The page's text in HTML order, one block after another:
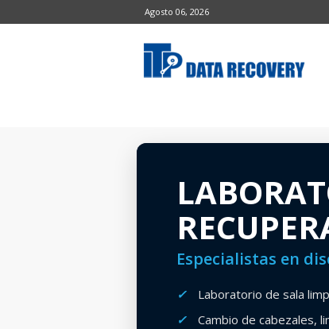
Agosto 06, 2026
Especialistas en
✓
Laboratorio de sala
✓
Cambio de cabezales,